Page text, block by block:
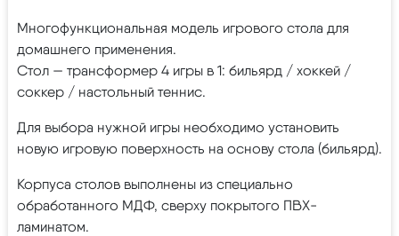
Многофункциональная модель игрового стола для
домашнего применения.
Стол — трансформер 4 игры в 1: бильярд / хоккей /
соккер / настольный теннис.
Для выбора нужной игры необходимо установить
новую игровую поверхность на основу стола (бильярд).
Корпуса столов выполнены из специально
обработанного МДФ, сверху покрытого ПВХ-
ламинатом.